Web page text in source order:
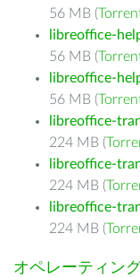
56 MB (
libreoffice-
56 MB (
libreoffice-
56 MB (
libreoffice-
224 MB (
libreoffice-
224 MB (
libreoffice-
224 MB (
オペレーティン